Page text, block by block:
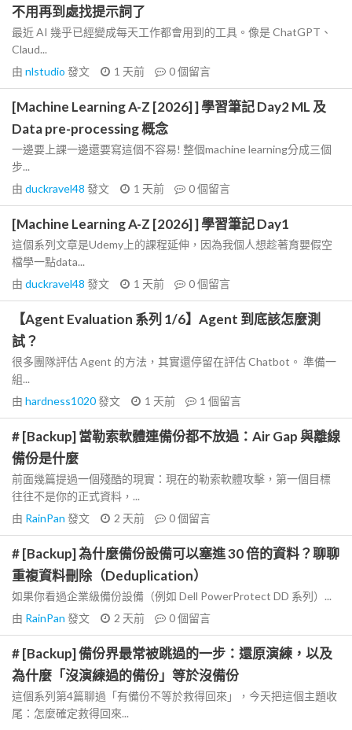
不用再到處找提示詞了
最近 AI 幾乎已經變成每天工作都會用到的工具。像是 ChatGPT、
Claud...
由 nlstudio 發文 1 天前 0個留言
[Machine Learning A-Z [2026] ] 學習筆記 Day2 ML 及
Data pre-processing 概念
一邊要上課一邊還要寫這個不容易! 整個machine learning分成三個
步...
由 duckravel48 發文 1 天前 0個留言
[Machine Learning A-Z [2026] ] 學習筆記 Day1
這個系列文章是Udemy上的課程延伸，因為我個人想趁著育嬰假空
檔學一點data...
由 duckravel48 發文 1 天前 0個留言
【Agent Evaluation 系列 1/6】Agent 到底該怎麼測
試？
很多團隊評估 Agent 的方法，其實還停留在評估 Chatbot。 準備一
組...
由 hardness1020發文 1 天前 1 個留言
# [Backup] 當勒索軟體連備份都不放過：Air Gap 與離線
備份是什麼
前面幾篇提過一個殘酷的現實：現在的勒索軟體攻擊，第一個目標
往往不是你的正式資料，...
由 RainPan 發文 2 天前 0個留言
# [Backup] 為什麼備份設備可以塞進 30 倍的資料？聊聊
重複資料刪除（Deduplication）
如果你看過企業級備份設備（例如 Dell PowerProtect DD 系列）...
由 RainPan 發文 2 天前 0個留言
# [Backup] 備份界最常被跳過的一步：還原演練，以及
為什麼「沒演練過的備份」等於沒備份
這個系列第4篇聊過「有備份不等於救得回來」，今天把這個主題收
尾：怎麼確定救得回來...